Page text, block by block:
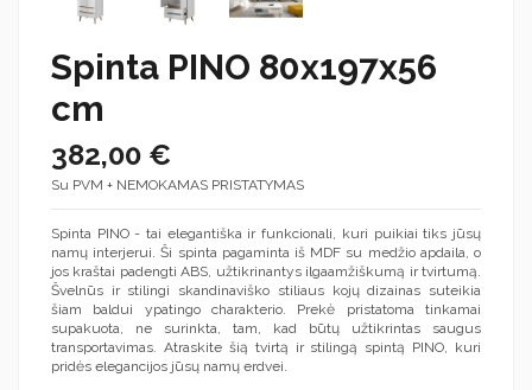
Spinta PINO 80x197x56
cm
382,00 €
Su PVM + NEMOKAMAS PRISTATYMAS
Spinta PINO - tai elegantiška ir funkcionali, kuri puikiai tiks jūsų
namų interjerui. Ši spinta pagaminta iš MDF su medžio apdaila, o
jos kraštai padengti ABS, užtikrinantys ilgaamžiškumą ir tvirtumą.
Švelnūs ir stilingi skandinaviško stiliaus kojų dizainas suteikia
šiam baldui ypatingo charakterio. Prekė pristatoma tinkamai
supakuota, ne surinkta, tam, kad būtų užtikrintas saugus
transportavimas. Atraskite šią tvirtą ir stilingą spintą PINO, kuri
pridės elegancijos jūsų namų erdvei.